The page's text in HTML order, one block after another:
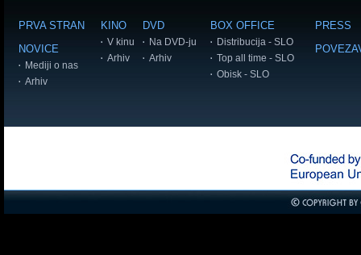
PRVA STRAN
NOVICE
Mediji o nas
Arhiv
KINO
V kinu
Arhiv
DVD
Na DVD-ju
Arhiv
BOX OFFICE
Distribucija - SLO
Top all time - SLO
Obisk - SLO
PRESS